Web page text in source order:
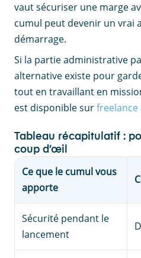
vaut sécuriser une marge
cumul peut devenir un vrai
démarrage.
Si la partie administrative
alternative existe pour
tout en travaillant en
est disponible sur
Tableau récapitulatif :
coup d’œil
Ce que le cumul vous
apporte
Sécurité pendant le
lancement